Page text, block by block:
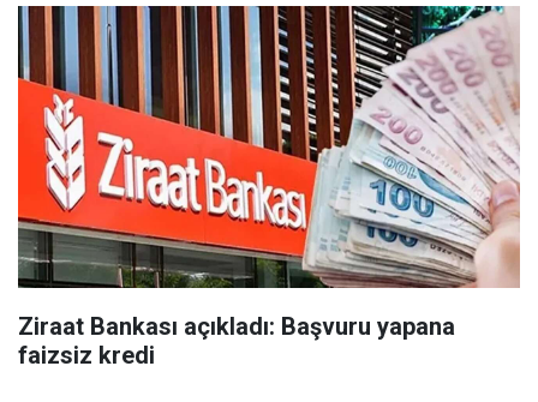
Ziraat Bankası açıkladı: Başvuru yapana
faizsiz kredi